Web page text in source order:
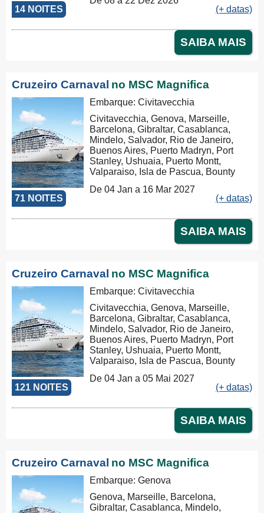
14 NOITES
(+ datas)
SAIBA MAIS
Cruzeiro Carnaval no MSC Magnifica
71 NOITES
Embarque: Civitavecchia
Civitavecchia, Genova, Marseille,
Barcelona, Gibraltar, Casablanca,
Mindelo, Salvador, Rio de Janeiro,
Buenos Aires, Puerto Madryn, Port
Stanley, Ushuaia, Puerto Montt,
Valparaiso, Isla de Pascua, Bounty
Aitutaki, Rarotonga, Russel, Auckland,
Tauranga, Christchurch, Dunedin,
De 04 Jan a 16 Mar 2027
(+ datas)
SAIBA MAIS
Cruzeiro Carnaval no MSC Magnifica
121 NOITES
Embarque: Civitavecchia
Civitavecchia, Genova, Marseille,
Barcelona, Gibraltar, Casablanca,
Mindelo, Salvador, Rio de Janeiro,
Buenos Aires, Puerto Madryn, Port
Stanley, Ushuaia, Puerto Montt,
Valparaiso, Isla de Pascua, Bounty
Aitutaki, Rarotonga, Russel, Auckland,
Tauranga, Christchurch, Dunedin,
Nouméa, Luganville, Apia, Pago Pago,
Honolulu, Hilo, Los Angeles, Cabo
San Lucas, Puntarenas, Balboa,
Philipsburg, Las Palmas, Ibiza,
Nápoles, Civitavecchia
De 04 Jan a 05 Mai 2027
(+ datas)
SAIBA MAIS
Cruzeiro Carnaval no MSC Magnifica
Embarque: Genova
Genova, Marseille, Barcelona,
Gibraltar, Casablanca, Mindelo,